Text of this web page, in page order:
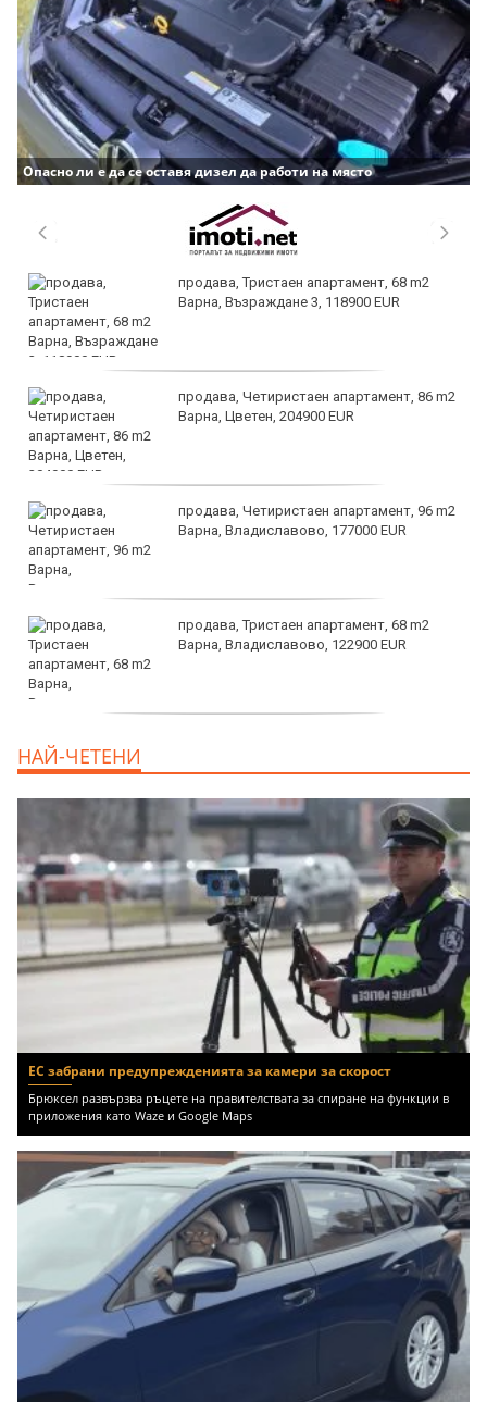
Опасно ли е да се оставя дизел да работи на място
продава, Тристаен апартамент, 68 m2
Варна, Възраждане 3, 118900 EUR
продава, Четиристаен апартамент, 86 m2
Варна, Цветен, 204900 EUR
продава, Четиристаен апартамент, 96 m2
Варна, Владиславово, 177000 EUR
продава, Тристаен апартамент, 68 m2
Варна, Владиславово, 122900 EUR
НАЙ-ЧЕТЕНИ
ЕС забрани предупрежденията за камери за скорост
Брюксел развързва ръцете на правителствата за спиране на функции в
приложения като Waze и Google Maps